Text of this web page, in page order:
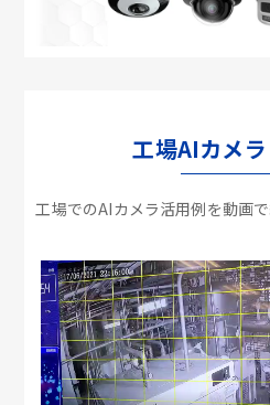
工場AIカメ
工場でのAIカメラ活用例を動画で